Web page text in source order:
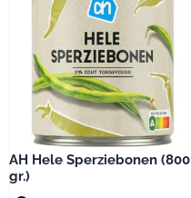
AH Hele Sperziebonen (800
gr.)